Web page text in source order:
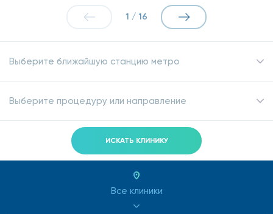
1 / 16
Выберите ближайшую станцию метро
Выберите процедуру или направление
ИСКАТЬ КЛИНИКУ
Все клиники